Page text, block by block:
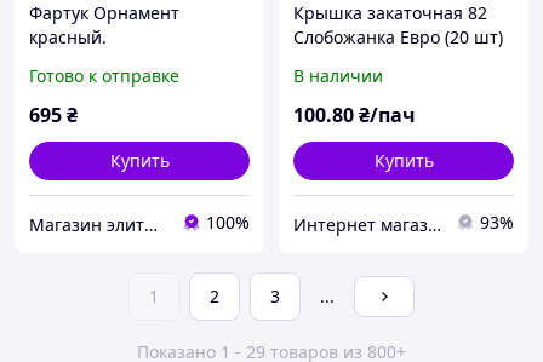
Фартук Орнамент
красный.
Готово к отправке
695₴
Купить
Магазин элитной парфюмерии и косметики "Престиж" 100%
Крышка закаточная 82
Слобожанка Евро (20 шт)
В наличии
100.80₴/пач
Купить
Интернет магазин "ХозШоп" 93%
1 2 3 ...
Показано 1 - 29 товаров из 800+